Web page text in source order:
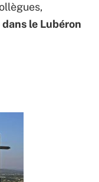
le Lubéron